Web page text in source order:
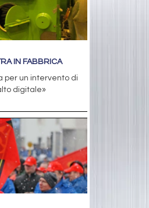
IN FABBRICA
per un intervento di
digitale»